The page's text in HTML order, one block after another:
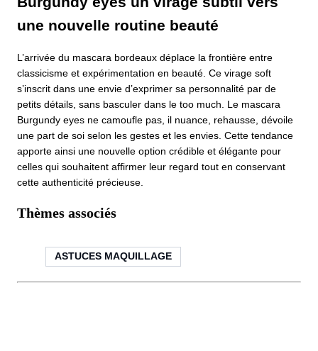
une nouvelle routine beauté
L’arrivée du mascara bordeaux déplace la frontière entre
classicisme et expérimentation en beauté. Ce virage soft
s’inscrit dans une envie d’exprimer sa personnalité par de
petits détails, sans basculer dans le too much. Le mascara
Burgundy eyes ne camoufle pas, il nuance, rehausse, dévoile
une part de soi selon les gestes et les envies. Cette tendance
apporte ainsi une nouvelle option crédible et élégante pour
celles qui souhaitent affirmer leur regard tout en conservant
cette authenticité précieuse.
Thèmes associés
ASTUCES MAQUILLAGE